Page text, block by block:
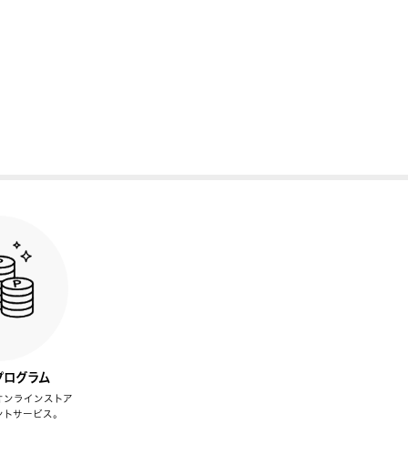
ログラム
ラインストア
サービス。